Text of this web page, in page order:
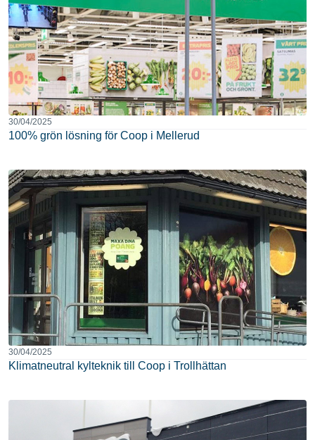
30/04/2025
100% grön lösning för Coop i Mellerud
30/04/2025
Klimatneutral kylteknik till Coop i Trollhättan